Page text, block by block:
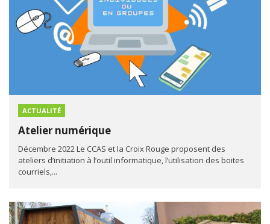
ACTUALITÉ
Atelier numérique
Décembre 2022 Le CCAS et la Croix Rouge proposent des
ateliers d’initiation à l’outil informatique, l’utilisation des boites
courriels,...